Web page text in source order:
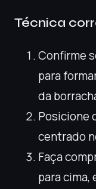
Técnica
Confirme
para
da
Posicione
centrado
Faça
para